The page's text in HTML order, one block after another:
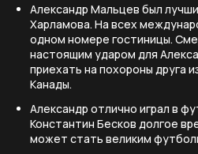
Александр Мальцев был
Харламова. На всех
одном номере гостиницы.
настоящим ударом для
приехать на похороны друга
Канады.
Александр отлично играл в
Константин Бесков долгое
может стать великим